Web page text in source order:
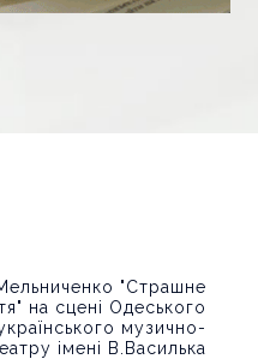
"Страшне
на сцені Одеського
музично-
імені В.Василька